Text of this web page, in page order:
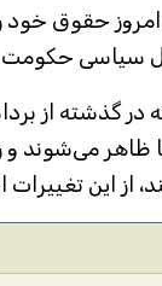
امروز حقوق
سیاسی
که در گذشته از
ظاهر می‌شوند و
از این